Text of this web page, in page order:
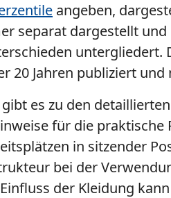
angeben,
separat dargestellt
untergliedert.
20 Jahren publiziert
es zu den
für die praktische
in sitzender
bei der
der Kleidung